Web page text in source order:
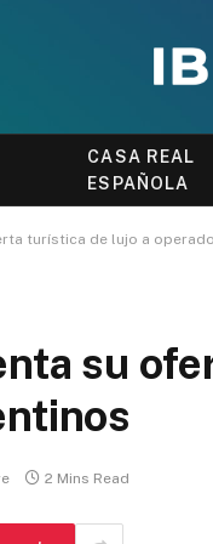
CASA REAL
ESPAÑOLA
turística de lujo a
su
2 Mins Read